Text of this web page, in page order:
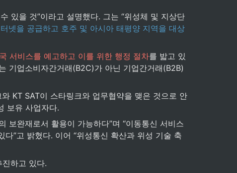
있을 것”이라고 설명했다. 그는 “위성체 및 지상단
넷을 공급하고 호주 및 아시아 태평양 지역을 대상
서비스를 예고하고 이를 위한 행정 절차를 밟고 있
기업소비자간거래(B2C)가 아닌 기업간거래(B2B)
KT SAT이 스타링크와 업무협약을 맺은 것으로 안
보유 사업자다.
보완재로서 활용이 가능하다”며 “이동통신 서비스
”고 밝혔다. 이어 “위성통신 확산과 위성 기술 축
하고 있다.